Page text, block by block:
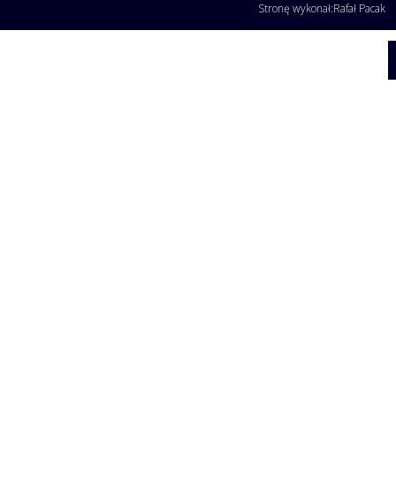
Stronę wykonał:Rafał Pacak